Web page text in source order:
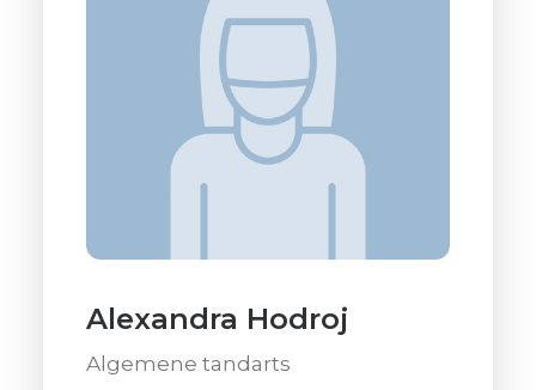
Alexandra Hodroj
Algemene tandarts